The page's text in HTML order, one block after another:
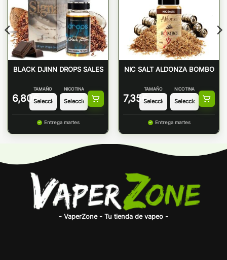
BLACK DJINN DROPS SALES
6,80 €
TAMAÑO NICOTINA
Entrega martes
NIC SALT ALDONZA BOMBO
7,35 €
TAMAÑO NICOTINA
Entrega martes
- VaperZone - Tu tienda de vapeo -